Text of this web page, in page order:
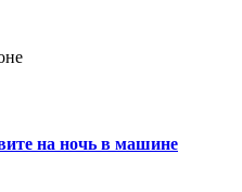
на ночь в машине